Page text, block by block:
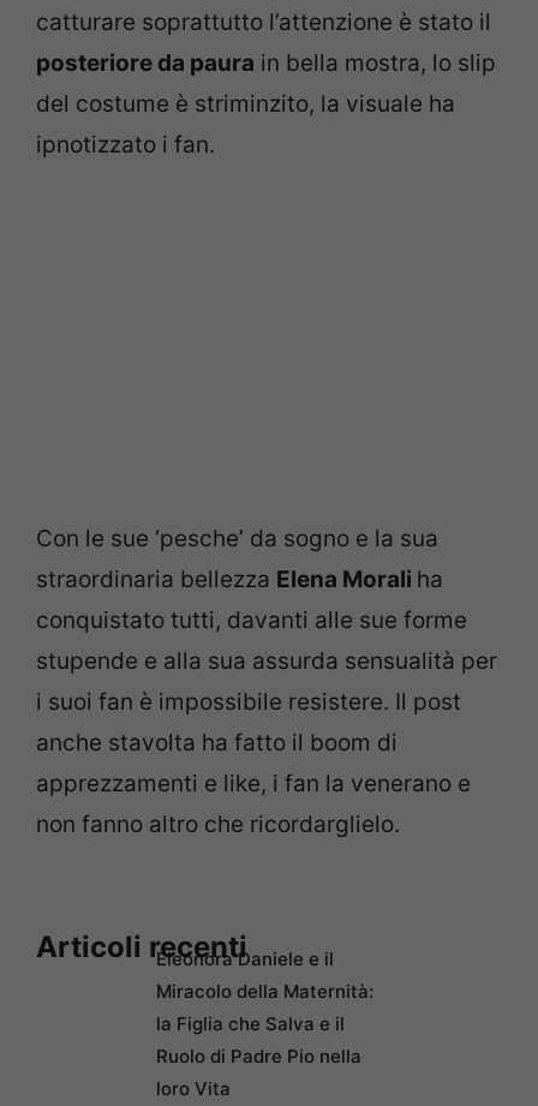
catturare soprattutto l’attenzione è stato il
posteriore da paura in bella mostra, lo slip
del costume è striminzito, la visuale ha
ipnotizzato i fan.
Con le sue ‘pesche’ da sogno e la sua
straordinaria bellezza Elena Morali ha
conquistato tutti, davanti alle sue forme
stupende e alla sua assurda sensualità per
i suoi fan è impossibile resistere. Il post
anche stavolta ha fatto il boom di
apprezzamenti e like, i fan la venerano e
non fanno altro che ricordarglielo.
Articoli recentiEleonora Daniele e il
Miracolo della Maternità:
la Figlia che Salva e il
Ruolo di Padre Pio nella
loro Vita